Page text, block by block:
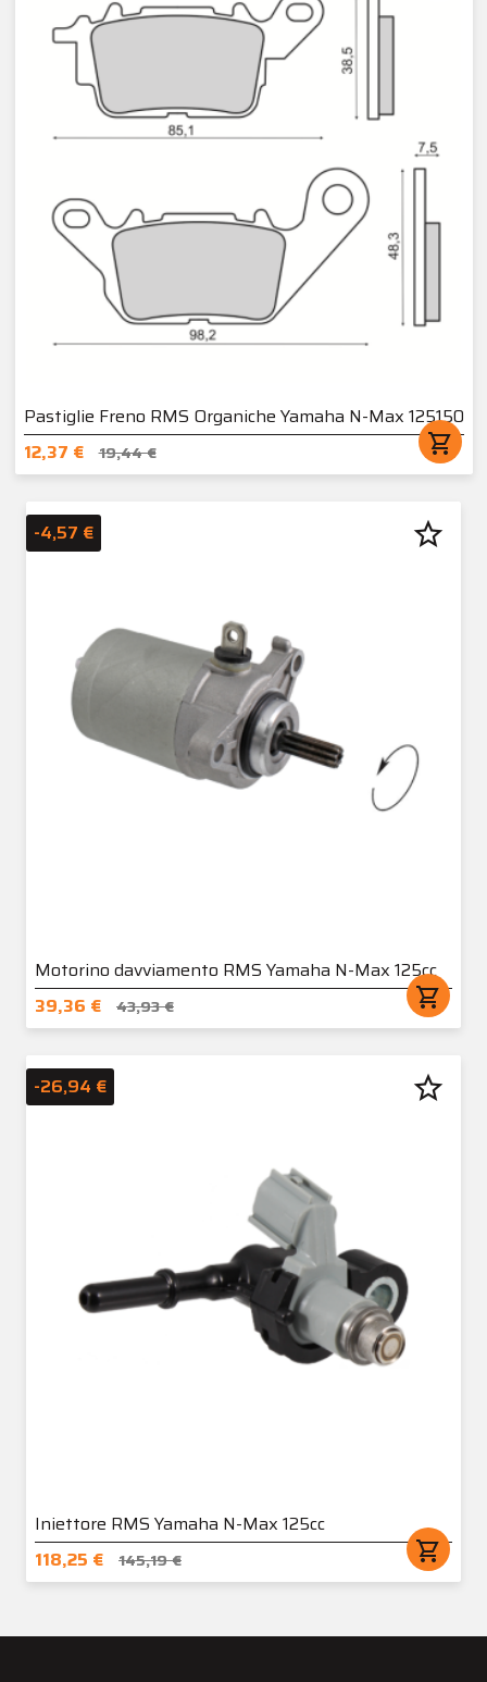
Pastiglie Freno RMS Organiche Yamaha N-Max 125150
12,37 €
19,44 € shopping_cart
Motorino davviamento RMS Yamaha N-Max 125cc
39,36 €
43,93 € shopping_cart
-4,57 € star_border
Iniettore RMS Yamaha N-Max 125cc
118,25 €
145,19 € shopping_cart
-26,94 € star_border